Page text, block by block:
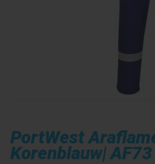
PortWest
Korenblauw| AF73